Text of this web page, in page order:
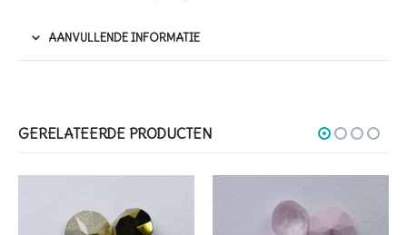
AANVULLENDE INFORMATIE
GERELATEERDE PRODUCTEN